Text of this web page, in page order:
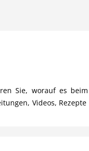
Sie, worauf es
Videos,